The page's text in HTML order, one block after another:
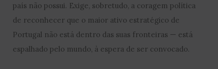
país não possui. Exige, sobretudo, a coragem política
de reconhecer que o maior ativo estratégico de
Portugal não está dentro das suas fronteiras — está
espalhado pelo mundo, à espera de ser convocado.